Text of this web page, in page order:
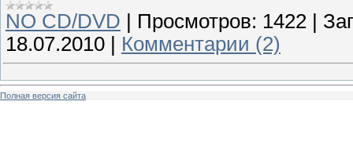
NO CD/DVD
Просмотров: 1422
18.07.2010
Комментарии (2)
Полная версия сайта